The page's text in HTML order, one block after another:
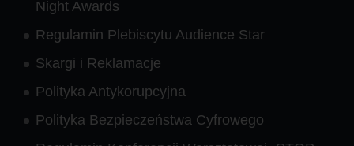
Night Awards
Regulamin Plebiscytu Audience Star
Skargi i Reklamacje
Polityka Antykorupcyjna
Polityka Bezpieczeństwa Cyfrowego